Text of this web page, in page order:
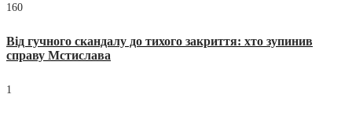
160
Від гучного скандалу до тихого закриття: хто зупинив
справу Мстислава
1